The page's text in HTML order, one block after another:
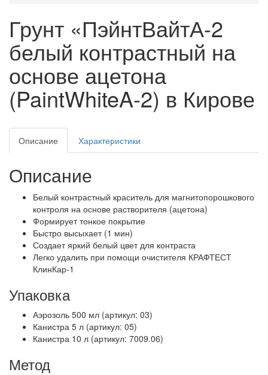
Грунт «ПэйнтВайтА-2
белый контрастный на
основе ацетона
(PaintWhiteA-2) в Кирове
Описание Характеристики
Описание
Белый контрастный краситель для магнитопорошкового
контроля на основе растворителя (ацетона)
Формирует тонкое покрытие
Быстро высыхает (1 мин)
Создает яркий белый цвет для контраста
Легко удалить при помощи очистителя КРАФТЕСТ
КлинКар-1
Упаковка
Аэрозоль 500 мл (артикул: 03)
Канистра 5 л (артикул: 05)
Канистра 10 л (артикул: 7009.06)
Метод